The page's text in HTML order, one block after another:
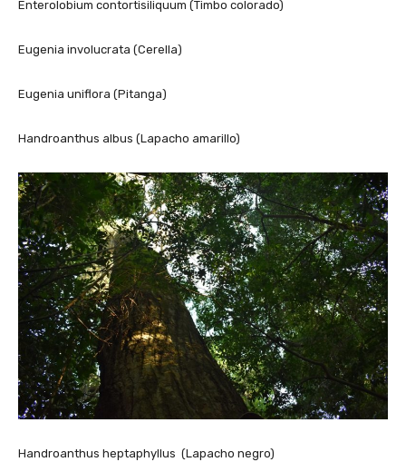
Enterolobium contortisiliquum (Timbo colorado)
Eugenia involucrata (Cerella)
Eugenia uniflora (Pitanga)
Handroanthus albus (Lapacho amarillo)
Handroanthus heptaphyllus (Lapacho negro)